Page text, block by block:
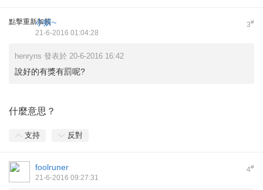
點擊重新加載 3#
小妍~
21-6-2016 01:04:28
henryns 發表於 20-6-2016 16:42
說好的有獎有罰呢?
什麼意思？
支持 反對
4#
foolruner
21-6-2016 09:27:31